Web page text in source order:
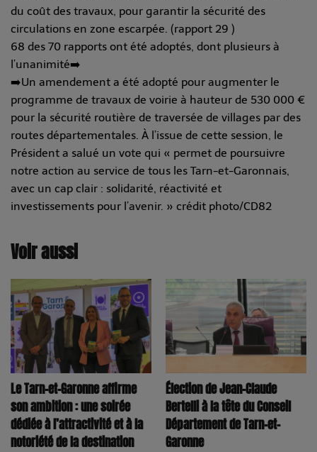
du coût des travaux, pour garantir la sécurité des
circulations en zone escarpée. (rapport 29 )
68 des 70 rapports ont été adoptés, dont plusieurs à
l’unanimité➡️
➡️Un amendement a été adopté pour augmenter le
programme de travaux de voirie à hauteur de 530 000 €
pour la sécurité routière de traversée de villages par des
routes départementales. À l’issue de cette session, le
Président a salué un vote qui « permet de poursuivre
notre action au service de tous les Tarn-et-Garonnais,
avec un cap clair : solidarité, réactivité et
investissements pour l’avenir. » crédit photo/CD82
Voir aussi
Le Tarn-et-Garonne affirme
son ambition : une soirée
dédiée à l’attractivité et à la
notoriété de la destination
Élection de Jean-Claude
Bertelli à la tête du Conseil
Département de Tarn-et-
Garonne